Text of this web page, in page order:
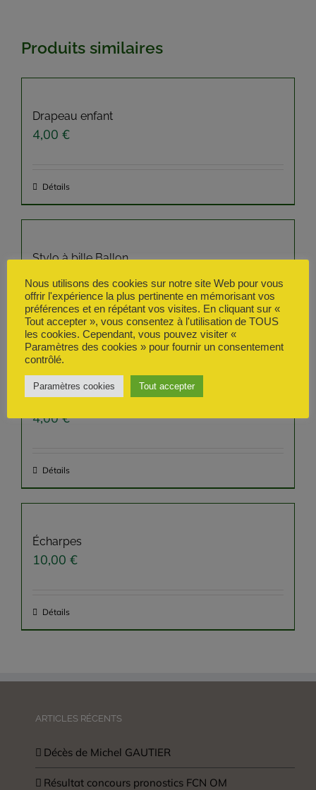
Produits similaires
Drapeau enfant
4,00 €
Détails
Stylo à bille Ballon
3,00€
Détails
Porte-clé Maillot
4,00€
Détails
Écharpes
10,00 €
Détails
ARTICLES RÉCENTS
Décès de Michel GAUTIER
Résultat concours pronostics FCN OM
Nous utilisons des cookies sur notre site Web pour vous
offrir l'expérience la plus pertinente en mémorisant vos
préférences et en répétant vos visites. En cliquant sur «
Tout accepter », vous consentez à l'utilisation de TOUS
les cookies. Cependant, vous pouvez visiter «
Paramètres des cookies » pour fournir un consentement
contrôlé.
Paramètres cookies Tout accepter